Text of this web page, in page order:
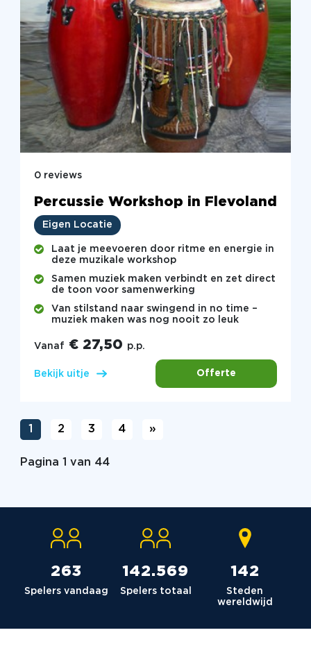
0 reviews
Percussie Workshop in Flevoland
Eigen Locatie
Laat je meevoeren door ritme en energie in
deze muzikale workshop
Samen muziek maken verbindt en zet direct
de toon voor samenwerking
Van stilstand naar swingend in no time –
muziek maken was nog nooit zo leuk
Vanaf € 27,50 p.p.
Bekijk uitje Offerte
1 2 3 4 »
Pagina 1 van 44
264
Spelers vandaag
142.980
Spelers totaal
142
Steden
wereldwijd